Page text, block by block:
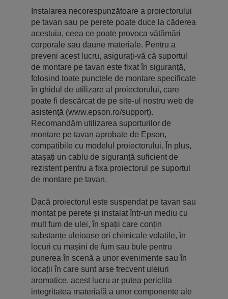
Instalarea necorespunzătoare a proiectorului
pe tavan sau pe perete poate duce la căderea
acestuia, ceea ce poate provoca vătămări
corporale sau daune materiale. Pentru a
preveni acest lucru, asigurați-vă că suportul
de montare pe tavan este fixat în siguranță,
folosind toate punctele de montare specificate
în ghidul de utilizare al proiectorului, care
poate fi descărcat de pe site-ul nostru web de
asistență (www.epson.ro/support).
Recomandăm utilizarea suporturilor de
montare pe tavan aprobate de Epson,
compatibile cu modelul proiectorului. În plus,
atașați un cablu de siguranță suficient de
rezistent pentru a fixa proiectorul pe suportul
de montare pe tavan.
Dacă proiectorul este suspendat pe tavan sau
montat pe perete și instalat într-un mediu cu
mult fum de ulei, în spații care conțin
substanțe uleioase ori chimicale volatile, în
locuri cu mașini de fum sau bule pentru
punerea în scenă a unor evenimente sau în
locații în care sunt arse frecvent uleiuri
aromatice, acest lucru ar putea periclita
integritatea materială a unor componente ale